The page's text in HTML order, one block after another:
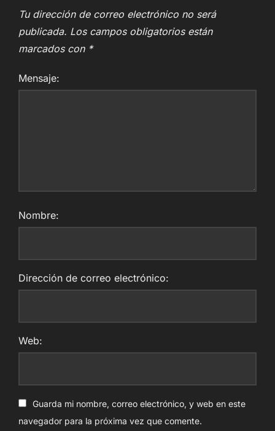
Tu dirección de correo electrónico no será
publicada. Los campos obligatorios están
marcados con *
Mensaje:
Nombre:
Dirección de correo electrónico:
Web:
Guarda mi nombre, correo electrónico, y web en este
navegador para la próxima vez que comente.